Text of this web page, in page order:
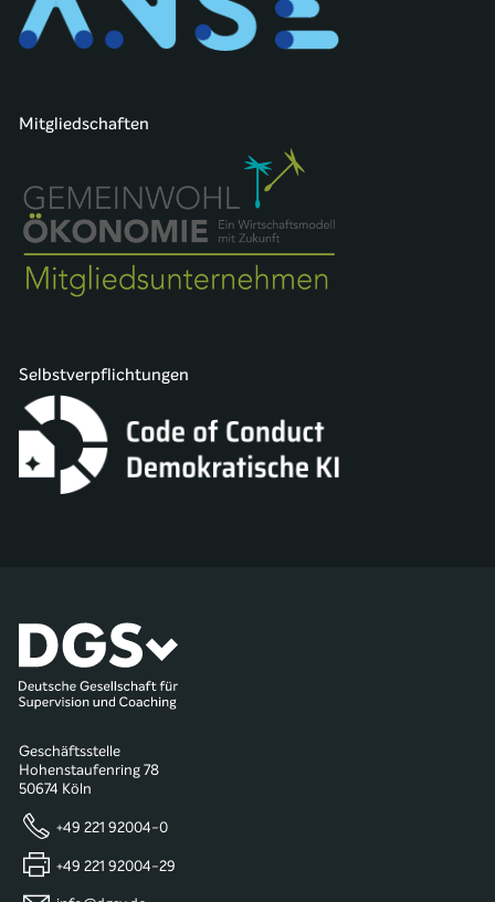
Mitgliedschaften
Selbstverpflichtungen
Geschäftsstelle
Hohenstaufenring 78
50674 Köln
+49 221 92004-0
+49 221 92004-29